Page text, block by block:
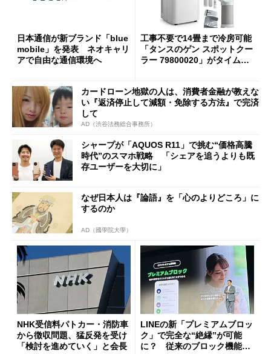
日本通信が新ブランド「blue
mobile」を発表 ネオキャリ
アで自由な通信環境へ
工事不要で14畳まで冷房可能
「タンスのゲン スポットクー
ラー 79800020」がタイムセ
カードローン地獄の人は、消費者金融が教えな
い『返済停止して減額・免除する方法』で完済
して
AD（渋谷法務総合事務所）
シャープが「AQUOS R11」で挑む“価格高騰
時代”のスマホ戦略 「シェアを追うよりも既
存ユーザーを大切に」
なぜ日本人は『論語』を「心のよりどころ」に
するのか
AD（國學院大學）
NHK受信料パトカー・消防車
から徴収問題、猛反発を受け
「検討を進めていく」と会長
LINEの新「プレミアムブロッ
ク」で完全な“絶縁”が可能
に？ 従来のブロック機能と